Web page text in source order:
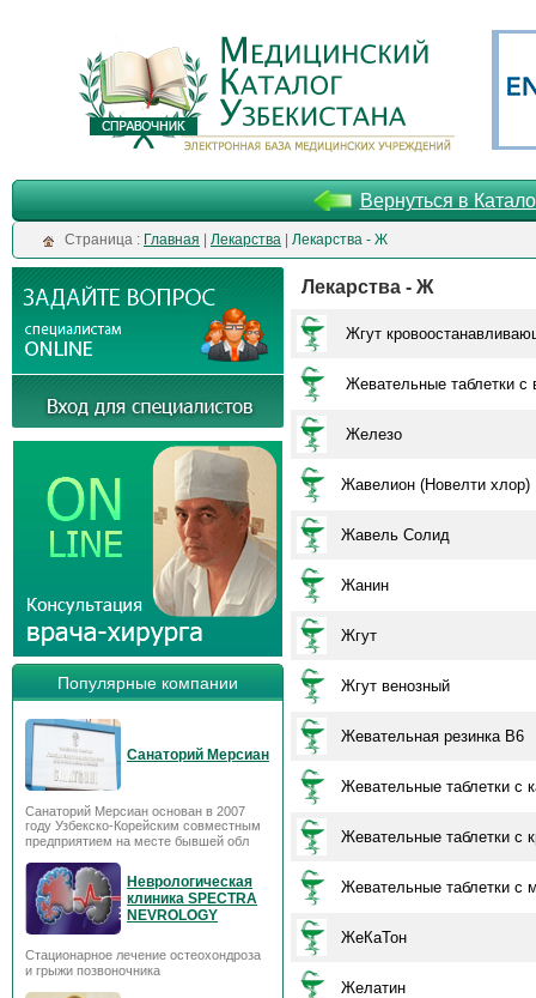
Вернуться в
Cтраница : Главная Лекарства Лекарства - Ж
Популярные компании
Санаторий Мерсиан
Санаторий Мерсиан основан в 2007
году Узбекско-Корейским совместным
предприятием на месте бывшей обл
Неврологическая
клиника SPECTRA
NEVROLOGY
Стационарное лечение остеохондроза
и грыжи позвоночника
Лекарства - Ж
Жгут
Жевательные таблетки с
Железо
Жавелион (Новелти хлор)
Жавель Солид
Жанин
Жгут
Жгут венозный
Жевательная резинка В6
Жевательные таблетки с
Жевательные таблетки с
Жевательные таблетки с
ЖеКаТон
Желатин